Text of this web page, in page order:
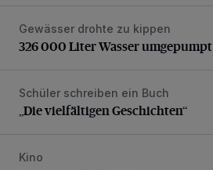
326 000 Liter Wasser umgepumpt
Gewässer drohte zu kippen
326 000 Liter Wasser umgepumpt
„Die vielfältigen Geschichten“
Schüler schreiben ein Buch
„Die vielfältigen Geschichten“
Im Angesicht des Bösen
Kino